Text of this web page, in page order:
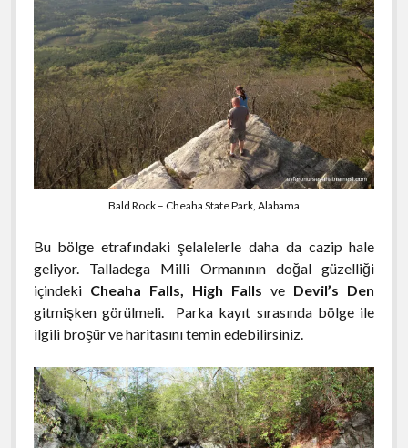
Bald Rock – Cheaha State Park, Alabama
Bu bölge etrafındaki şelalelerle daha da cazip hale
geliyor. Talladega Milli Ormanının doğal güzelliği
içindeki Cheaha Falls, High Falls ve Devil’s Den
gitmişken görülmeli. Parka kayıt sırasında bölge ile
ilgili broşür ve haritasını temin edebilirsiniz.